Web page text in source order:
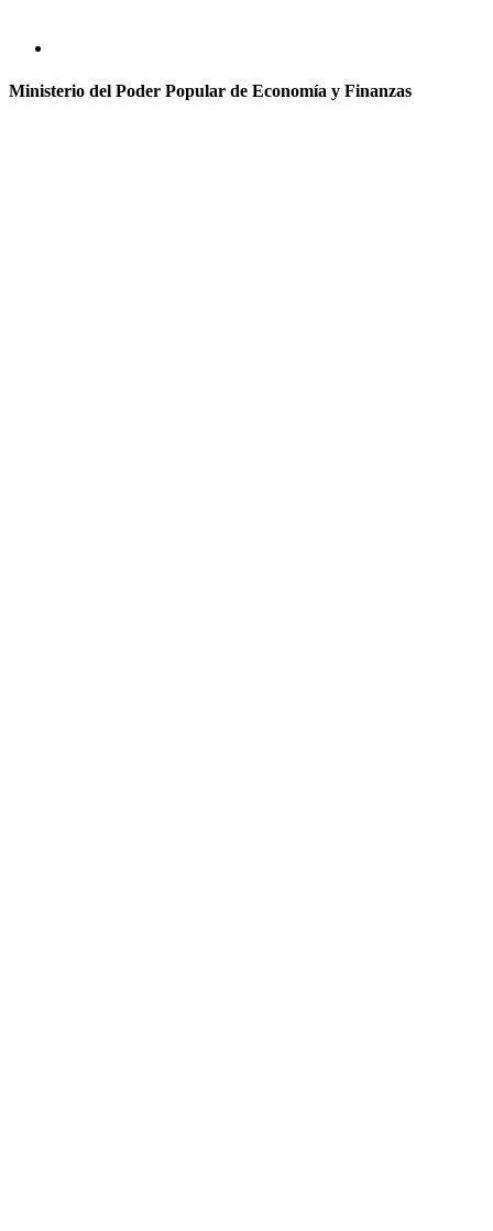
Ministerio del Poder Popular de Economía y Finanzas